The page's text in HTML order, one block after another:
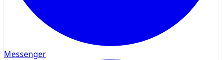
Messenger